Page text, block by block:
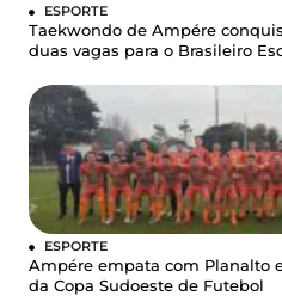
ESPORTE
Taekwondo de Ampére
duas vagas para o Brasileiro
ESPORTE
Ampére empata com Planalto
da Copa Sudoeste de Futebol